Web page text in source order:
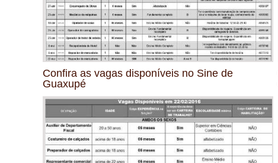
Confira as vagas disponíveis no Sine de
Guaxupé